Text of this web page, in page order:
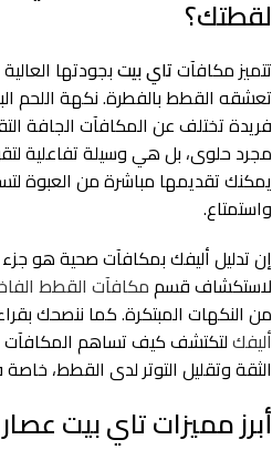
لقطتك؟
تتميز مكافآتتاي بيتبجودتها
تعشقه القطط بالفطرة. نكهة اللحم
فريدة تختلف عن المكافآت الجافة
مجرد حلوى، بل هي وسيلة تفاعلية
يمكنك تقديمها مباشرة من العبوة
واستمتاع.
إن تدليل أليفك بمكافآت صحية هو
لاستكشاف قسممكافآت القطط
من النكهات المبتكرة. كما ننصحك
أليفكلتكتشف كيف تساهم المكافآت
الثقة وتقليل التوتر لدى القطط،
أبرز مميزات تاي بيت